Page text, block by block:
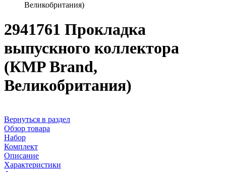
Великобритания)
2941761 Прокладка
выпускного коллектора
(КMP Brand,
Великобритания)
Вернуться в раздел
Обзор товара
Набор
Комплект
Описание
Характеристики